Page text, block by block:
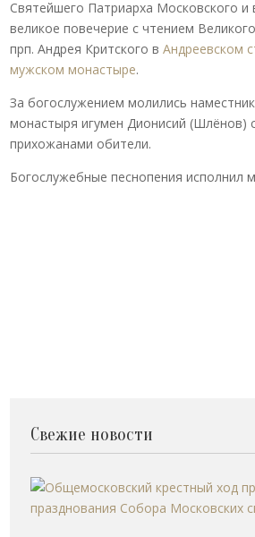
Святейшего Патриарха Московского и
великое повечерие с чтением
прп. Андрея Критского вАндреевском
мужском монастыре.
За богослужением молились
монастыря игумен Дионисий (Шлёнов)
прихожанами обители.
Богослужебные песнопения исполнил
Свежие новости